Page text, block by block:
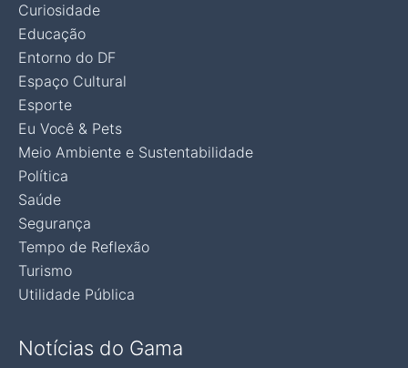
Curiosidade
Educação
Entorno do DF
Espaço Cultural
Esporte
Eu Você & Pets
Meio Ambiente e Sustentabilidade
Política
Saúde
Segurança
Tempo de Reflexão
Turismo
Utilidade Pública
Notícias do Gama